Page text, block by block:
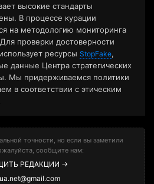
высокие стандарты
В процессе курации
на методологию мониторинга
проверки достоверности
ресурсы StopFake,
данные Центра стратегических
Мы придерживаемся политики
в соответствии с этическим
точности, но если вы заметили
сообщите нам:
РЕДАКЦИИ →